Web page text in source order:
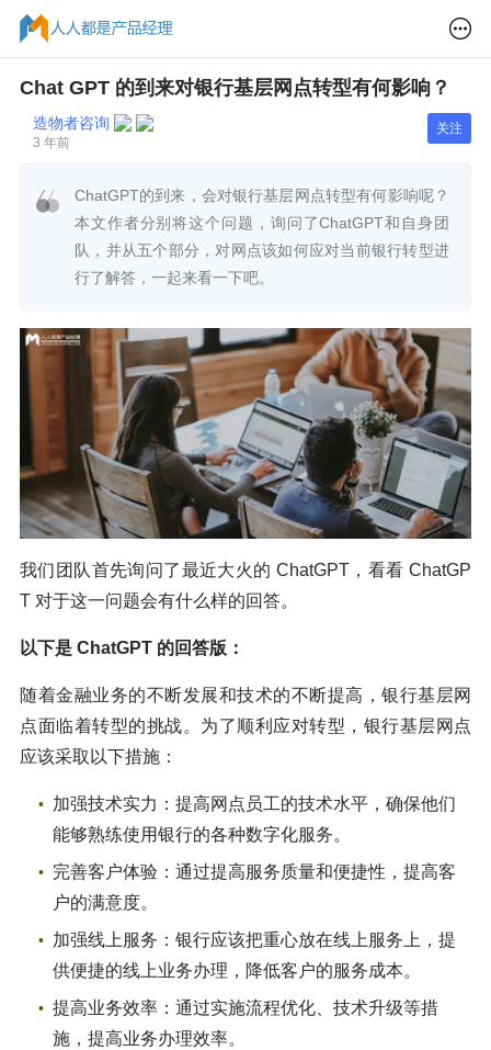
Chat GPT 的到来对银行基层网点转型有何影响？
造物者咨询
3 年前
关注
ChatGPT的到来，会对银行基层网点转型有何影响呢？
本文作者分别将这个问题，询问了ChatGPT和自身团
队，并从五个部分，对网点该如何应对当前银行转型进
行了解答，一起来看一下吧。
我们团队首先询问了最近大火的 ChatGPT，看看 ChatGP
T 对于这一问题会有什么样的回答。
以下是 ChatGPT 的回答版：
随着金融业务的不断发展和技术的不断提高，银行基层网
点面临着转型的挑战。为了顺利应对转型，银行基层网点
应该采取以下措施：
加强技术实力：提高网点员工的技术水平，确保他们
能够熟练使用银行的各种数字化服务。
完善客户体验：通过提高服务质量和便捷性，提高客
户的满意度。
加强线上服务：银行应该把重心放在线上服务上，提
供便捷的线上业务办理，降低客户的服务成本。
提高业务效率：通过实施流程优化、技术升级等措
施，提高业务办理效率。